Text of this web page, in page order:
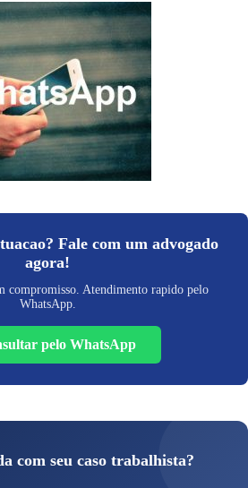
Fale com um advogado
agora!
compromisso. Atendimento rapido pelo
WhatsApp.
pelo WhatsApp
com seu caso trabalhista?